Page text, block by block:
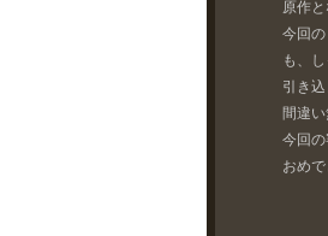
原作
今回
も、
引き
間違
今回
おめで